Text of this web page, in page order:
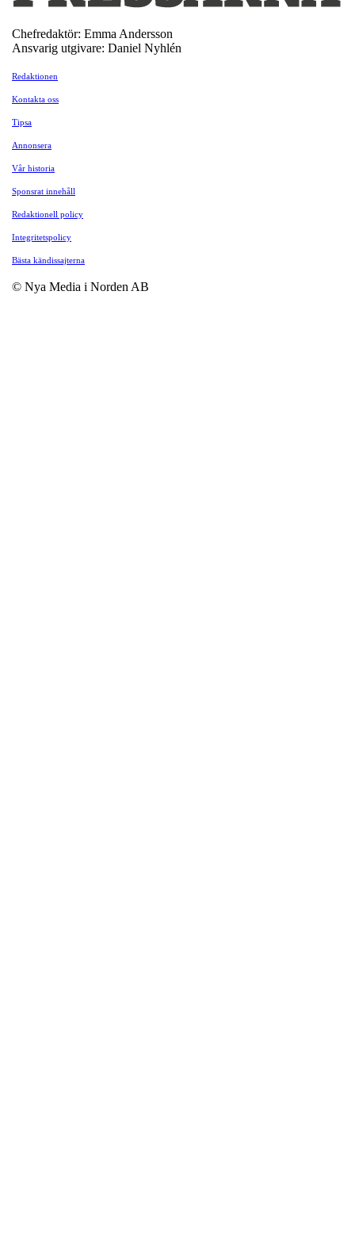
Chefredaktör: Emma Andersson
Ansvarig utgivare: Daniel Nyhlén
Redaktionen
Kontakta oss
Tipsa
Annonsera
Vår historia
Sponsrat innehåll
Redaktionell policy
Integritetspolicy
Bästa kändissajterna
© Nya Media i Norden AB